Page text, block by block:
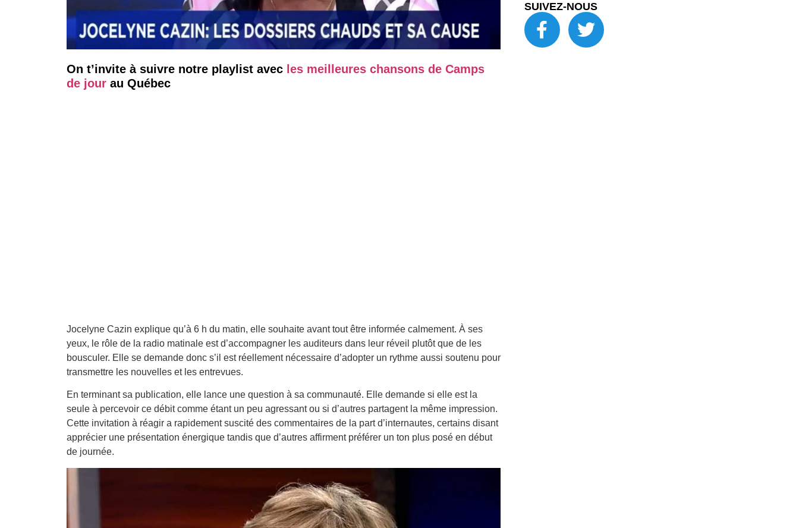
On t’invite à suivre notre playlist avec les meilleures chansons de Camps
de jour au Québec
Jocelyne Cazin explique qu’à 6 h du matin, elle souhaite avant tout être informée calmement. À ses
yeux, le rôle de la radio matinale est d’accompagner les auditeurs dans leur réveil plutôt que de les
bousculer. Elle se demande donc s’il est réellement nécessaire d’adopter un rythme aussi soutenu pour
transmettre les nouvelles et les entrevues.
En terminant sa publication, elle lance une question à sa communauté. Elle demande si elle est la
seule à percevoir ce débit comme étant un peu agressant ou si d’autres partagent la même impression.
Cette invitation à réagir a rapidement suscité des commentaires de la part d’internautes, certains disant
apprécier une présentation énergique tandis que d’autres affirment préférer un ton plus posé en début
de journée.
SUIVEZ-NOUS